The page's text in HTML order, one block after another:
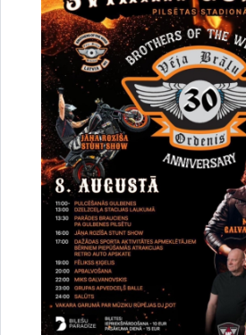
Par satiksmes organizāciju
Dzelzceļa ielas pārbūves
30.07.2026. Projekti
Sabiedrība
Satiksmes ierobežojumi